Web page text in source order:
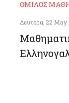
ΌΜΙΛΟΣ
Δευτέρα, 22 May